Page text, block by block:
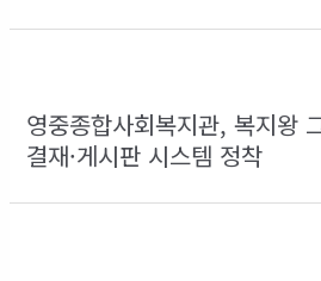
영중종합사회복지관, 복지왕
결재·게시판 시스템 정착